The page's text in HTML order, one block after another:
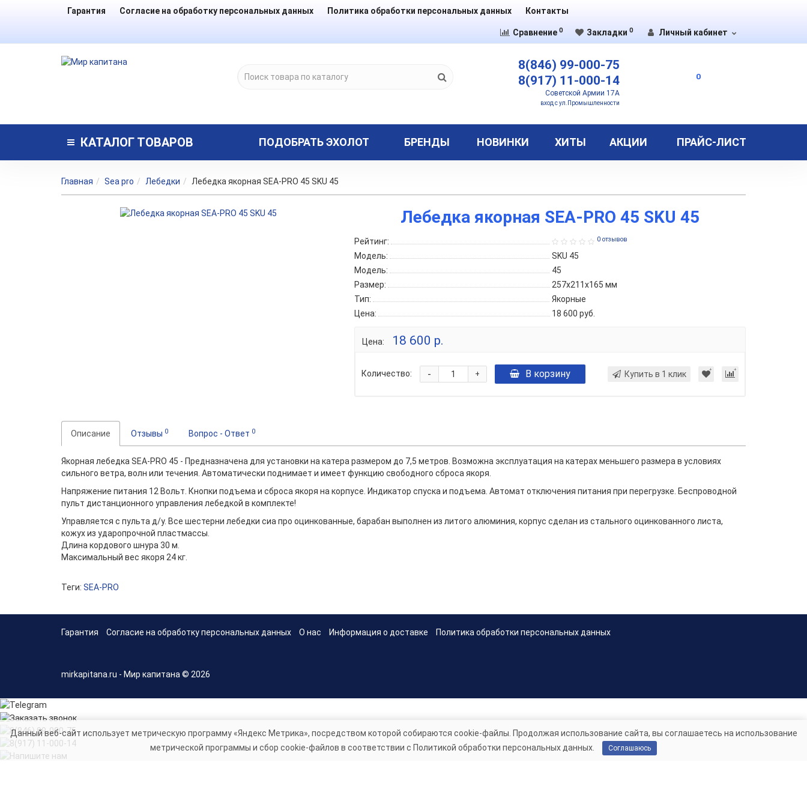
Гарантия Согласие на обработку персональных данных Политика обработки персональных данных Контакты
Сравнение 0 Закладки 0 Личный кабинет
8(846) 99-000-75
8(917) 11-000-14
Советской Армии 17А
вход с ул.Промышленности
0
КАТАЛОГ ТОВАРОВ ПОДОБРАТЬ ЭХОЛОТ БРЕНДЫ НОВИНКИ ХИТЫ АКЦИИ ПРАЙС-ЛИСТ
Главная Sea pro Лебедки Лебедка якорная SEA-PRO 45 SKU 45
Лебедка якорная SEA-PRO 45 SKU 45
Рейтинг: 0 отзывов
Модель:
SKU 45
Модель:
45
Размер:
257х211х165 мм
Тип:
Якорные
Цена:
18 600 руб.
Цена: 18 600 р.
Количество: +
- В корзину Купить в 1 клик
Описание Отзывы 0 Вопрос - Ответ 0
Якорная лебедка SEA-PRO 45 - Предназначена для установки на катера размером до 7,5 метров. Возможна эксплуатация на катерах меньшего размера в условиях
сильного ветра, волн или течения. Автоматически поднимает и имеет функцию свободного сброса якоря.
Напряжение питания 12 Вольт. Кнопки подъема и сброса якоря на корпусе. Индикатор спуска и подъема. Автомат отключения питания при перегрузке. Беспроводной
пульт дистанционного управления лебедкой в комплекте!
Управляется с пульта д/у. Все шестерни лебедки сиа про оцинкованные, барабан выполнен из литого алюминия, корпус сделан из стального оцинкованного листа,
кожух из ударопрочной пластмассы.
Длина кордового шнура 30 м.
Максимальный вес якоря 24 кг.
Теги: SEA-PRO
Гарантия Согласие на обработку персональных данных О нас Информация о доставке Политика обработки персональных данных
mirkapitana.ru - Мир капитана © 2026
Данный веб-сайт использует метрическую программу «Яндекс Метрика», посредством которой собираются cookie-файлы. Продолжая использование сайта, вы соглашаетесь на использование
метрической программы и сбор cookie-файлов в соответствии с Политикой обработки персональных данных.
Соглашаюсь